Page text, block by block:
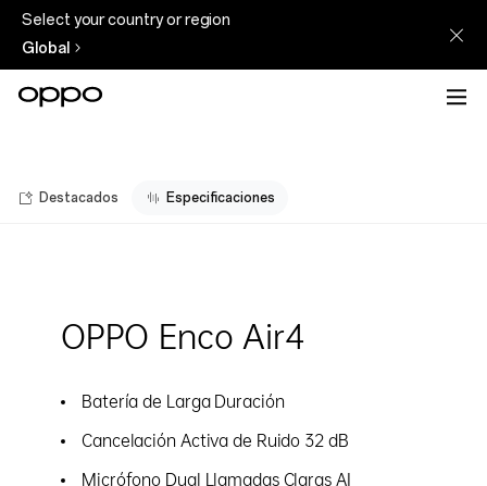
Select your country or region
Global
Destacados Especificaciones
OPPO Enco Air4
Batería de Larga Duración
Cancelación Activa de Ruido 32 dB
Micrófono Dual Llamadas Claras AI